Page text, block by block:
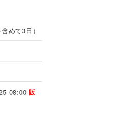
めて3日）
08:00販